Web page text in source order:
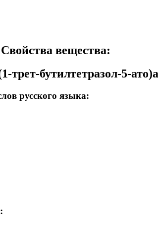
Свойства вещества:
трет-бутилтетразол-5-
русского языка: